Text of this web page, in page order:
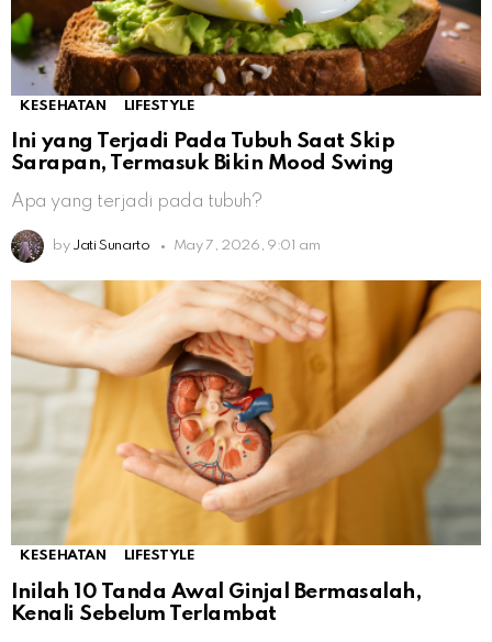
KESEHATAN LIFESTYLE
Ini yang Terjadi Pada Tubuh Saat Skip
Sarapan, Termasuk Bikin Mood Swing
Apa yang terjadi pada tubuh?
by Jati Sunarto May 7, 2026, 9:01 am
KESEHATAN LIFESTYLE
Inilah 10 Tanda Awal Ginjal Bermasalah,
Kenali Sebelum Terlambat